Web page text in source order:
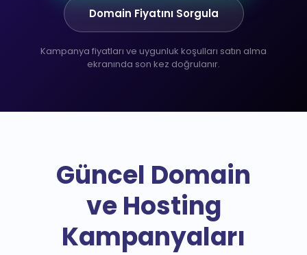
Domain Fiyatını Sorgula
Kampanya fiyatları ve uygunluk koşulları satın alma
ekranında son kez doğrulanır.
Güncel Domain
ve Hosting
Kampanyaları